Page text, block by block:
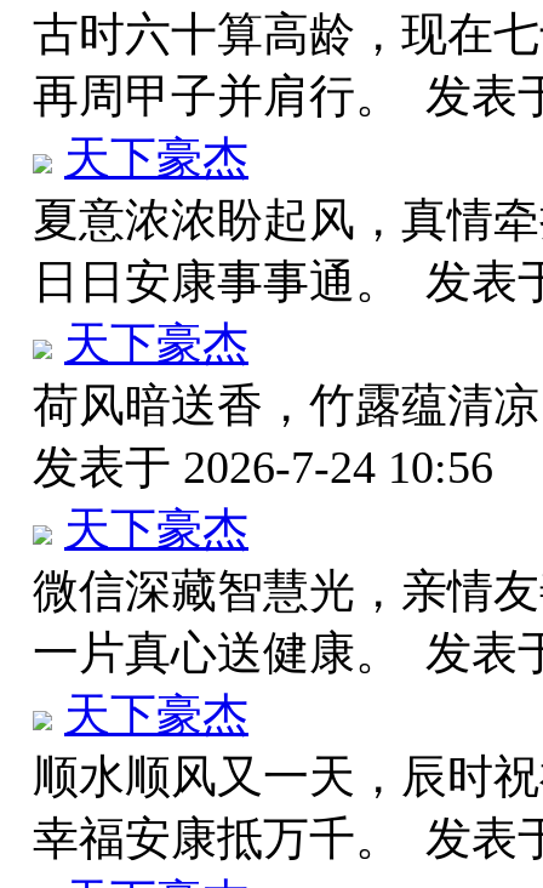
古时六十算高龄，现在
再周甲子并肩行。 发表
天下豪杰
夏意浓浓盼起风，真情
日日安康事事通。 发表
天下豪杰
荷风暗送香，竹露蕴清
发表于 2026-7-24 10:56
天下豪杰
微信深藏智慧光，亲情
一片真心送健康。 发表
天下豪杰
顺水顺风又一天，辰时
幸福安康抵万千。 发表